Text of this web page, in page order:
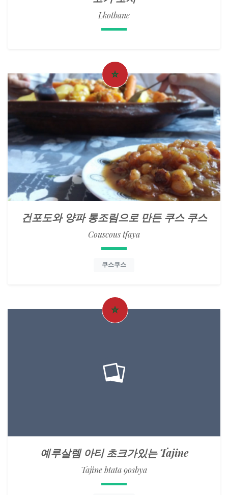
Lkotbane
건포도와 양파 통조림으로 만든 쿠스 쿠스
Couscous tfaya
쿠스쿠스
예루살렘 아티 초크가있는 Tajine
Tajine btata 9osbya